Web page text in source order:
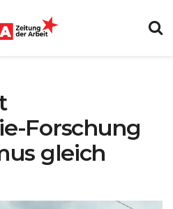
Forschung
gleich